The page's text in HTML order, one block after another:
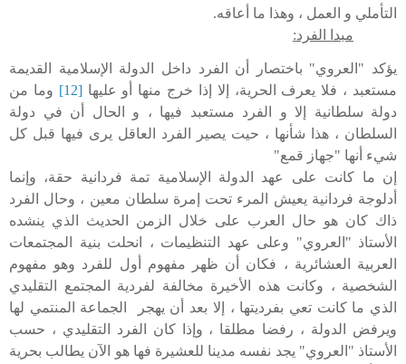
التأملي و العمل ، وهذا ما أعاقه.
مبدا الفرد:
يؤكد "العروي" باختصار أن الفرد داخل الدولة الإسلامية القديمة
مستعبد ، فلا يعرف الحرية، إلا إذا خرج منها أو عليها[12] وما من
دولة سلطانية إلا و الفرد مستعبد فيها ، و الحال أن في دولة
السلطان ، هذا شأنها ، حيت يصير الفرد العاقل يرى فيها قبل كل
شيء أنها "جهاز قمع"
إن ما كانت على عهد الدولة الإسلامية تمة فردانية حقة، وإنما
أدلوجة فردانية يعيش المرء تحت إمرة سلطان معين ، وحال الفرد
ذاك كان هو حال العرب على خلال الزمن الحديث الذي ينشده
الأستاذ "العروي" وعلى عهد التنظيمات ، انحلت بنية المجتمعات
العربية العشائرية ، فكان أن ظهر مفهوم أول للفرد وهو مفهوم
الشخصية ، وكانت هذه الأخيرة مخالفة لفردية المجتمع التقليدي
الذي ما كانت تعي بفرديتها ، إلا بعد أن يهجر الجماعة المنتمي لها
ويرفض الدولة ، رفضا مطلقا ، وإذا كان الفرد التقليدي ، حسب
الأستاذ "العروي" يجد نفسه مدينا للعشيرة فها هو الآن يطالب بحرية